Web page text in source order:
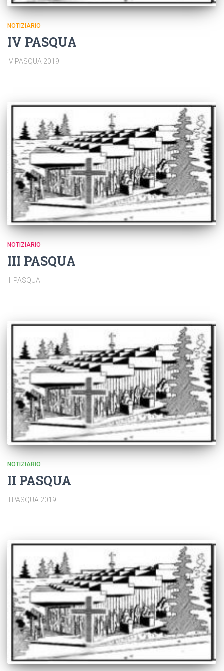
NOTIZIARIO
IV PASQUA
IV PASQUA 2019
NOTIZIARIO
III PASQUA
III PASQUA
NOTIZIARIO
II PASQUA
II PASQUA 2019